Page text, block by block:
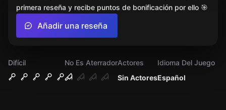
Difícil
No Es Aterrador
Sin Actores
Actores
Español
Idioma Del Juego
primera reseña y recibe puntos de bonificación por ello 🎯
Añadir una reseña